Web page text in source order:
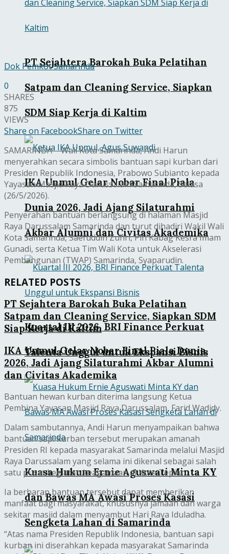
PT Sejahtera Barokah Buka Pelatihan
Satpam dan Cleaning Service, Siapkan
SDM Siap Kerja di Kaltim
IKA Unmul Gelar Nobar Final Piala
Dunia 2026, Jadi Ajang Silaturahmi
Akbar Alumni dan Civitas Akademika
Kuartal III 2026, BRI Finance Perkuat
Talenta Unggul untuk Ekspansi Bisnis
Kuasa Hukum Ernie Aguswati Minta KY
dan Bawas MA Awasi Proses Kasasi
Sengketa Lahan di Samarinda
Dok Pemkot Samarinda
0
SHARES
875
VIEWS
Share on FacebookShare on Twitter
SAMARINDA – Wali Kota Samarinda, Andi Harun
menyerahkan secara simbolis bantuan sapi kurban dari
Presiden Republik Indonesia, Prabowo Subianto kepada
Yayasan Masjid Raya Darussalam Samarinda, Selasa
(26/5/2026).
Penyerahan bantuan berlangsung di halaman Masjid
Raya Darussalam Samarinda dan turut dihadiri Wakil Wali
Kota Samarinda, Saefuddin Zuhri, Plh Kabag Kesra Imam
Gunadi, serta Ketua Tim Wali Kota untuk Akselerasi
Pembangunan (TWAP) Samarinda, Syaparudin.
RELATED POSTS
PT Sejahtera Barokah Buka Pelatihan
Satpam dan Cleaning Service, Siapkan SDM
Siap Kerja di Kaltim
IKA Unmul Gelar Nobar Final Piala Dunia
2026, Jadi Ajang Silaturahmi Akbar Alumni
dan Civitas Akademika
Bantuan hewan kurban diterima langsung Ketua
Pembina Yayasan Masjid Raya Darussalam, Farid Wadjdy.
Dalam sambutannya, Andi Harun menyampaikan bahwa
bantuan sapi kurban tersebut merupakan amanah
Presiden RI kepada masyarakat Samarinda melalui Masjid
Raya Darussalam yang selama ini dikenal sebagai salah
satu pusat kegiatan keagamaan di Kota Tepian.
Ia berharap bantuan tersebut dapat memberikan
manfaat bagi masyarakat, khususnya jamaah dan warga
sekitar masjid dalam menyambut Hari Raya Iduladha.
“Atas nama Presiden Republik Indonesia, bantuan sapi
kurban ini diserahkan kepada masyarakat Samarinda